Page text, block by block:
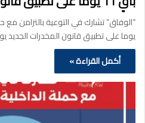
يوما على تطبيق قانون المخدرات الجديد يوم
أكمل القراءة »